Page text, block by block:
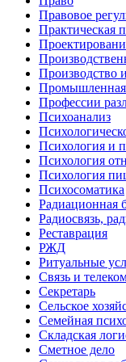
Правовое
Практическая
Производство
Промышленная
Профессии
Психоанализ
Психология и
Психология
Психология
Психосоматика
Радиационная
Радиосвязь,
Реставрация
РЖД
Ритуальные
Связь и
Секретарь
Сельское
Семейная
Складская
Сметное дело